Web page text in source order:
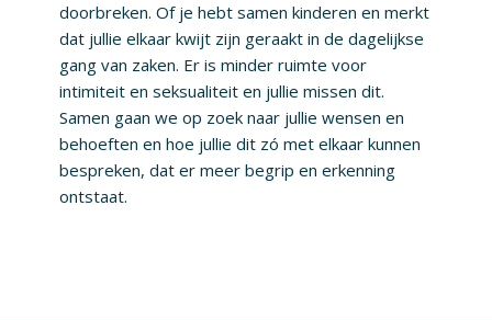
doorbreken. Of je hebt samen kinderen en merkt
dat jullie elkaar kwijt zijn geraakt in de dagelijkse
gang van zaken. Er is minder ruimte voor
intimiteit en seksualiteit en jullie missen dit.
Samen gaan we op zoek naar jullie wensen en
behoeften en hoe jullie dit zó met elkaar kunnen
bespreken, dat er meer begrip en erkenning
ontstaat.